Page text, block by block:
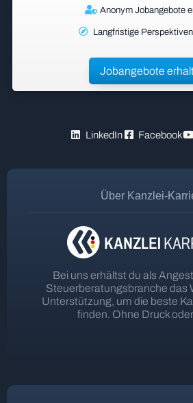
Anonym Jobangebote
Langfristige
Jobangebote
LinkedIn Facebook
Über Kanzlei-
Bei uns erhältst du als
Steuerberatungsbranche das
Unterstützung, um die beste
finden. Ohne Druck